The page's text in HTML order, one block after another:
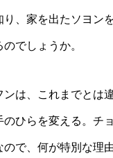
、家を出たソヨン
でしょうか。
は、これまでとは
ひらを変える。チ
で、何が特別な理